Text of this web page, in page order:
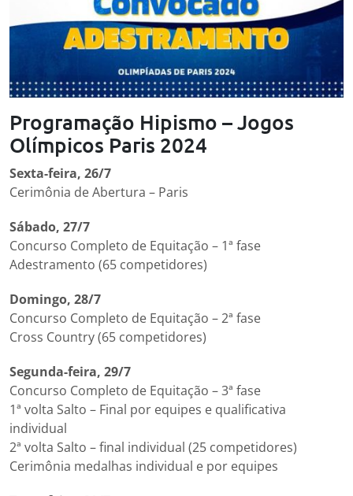
Programação Hipismo – Jogos
Olímpicos Paris 2024
Sexta-feira, 26/7
Cerimônia de Abertura – Paris
Sábado, 27/7
Concurso Completo de Equitação – 1ª fase
Adestramento (65 competidores)
Domingo, 28/7
Concurso Completo de Equitação – 2ª fase
Cross Country (65 competidores)
Segunda-feira, 29/7
Concurso Completo de Equitação – 3ª fase
1ª volta Salto – Final por equipes e qualificativa
individual
2ª volta Salto – final individual (25 competidores)
Cerimônia medalhas individual e por equipes